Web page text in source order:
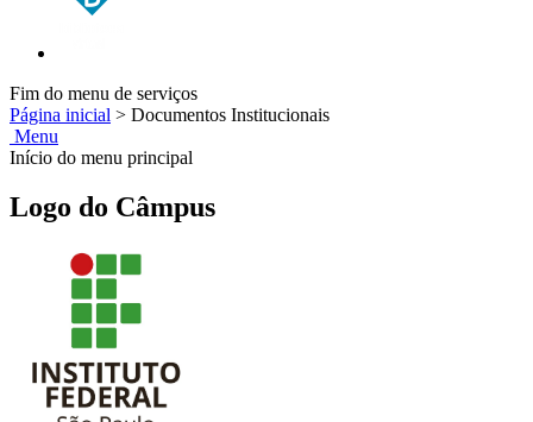
Fim do menu de serviços
Página inicial > Documentos Institucionais
Menu
Início do menu principal
Logo do Câmpus